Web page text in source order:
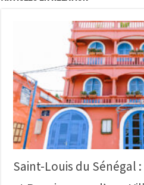
Saint-Louis du Sénégal